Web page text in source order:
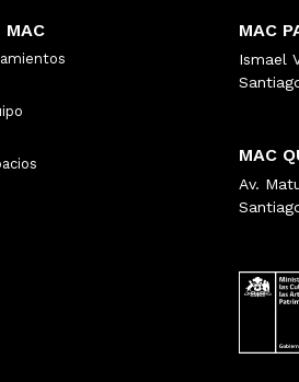
MAC MAC
Ismael
MAC
Av.